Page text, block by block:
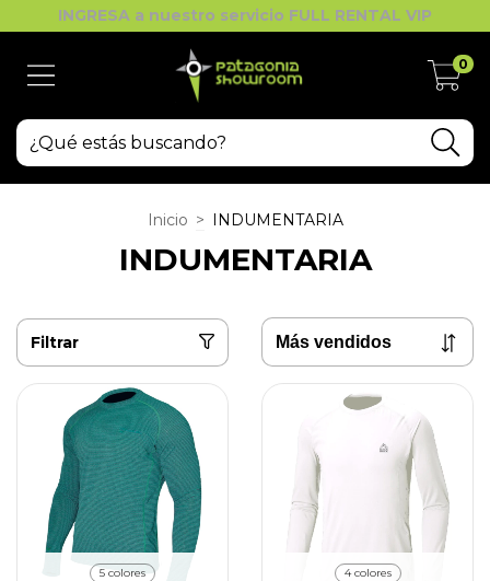
INGRESA a nuestro servicio FULL RENTAL VIP
0
Inicio > INDUMENTARIA
INDUMENTARIA
Filtrar
5 colores 4 colores